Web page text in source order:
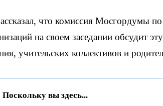
что комиссия Мосгордумы
на своем заседании обсудит
учительских коллективов и
Поскольку вы здесь...